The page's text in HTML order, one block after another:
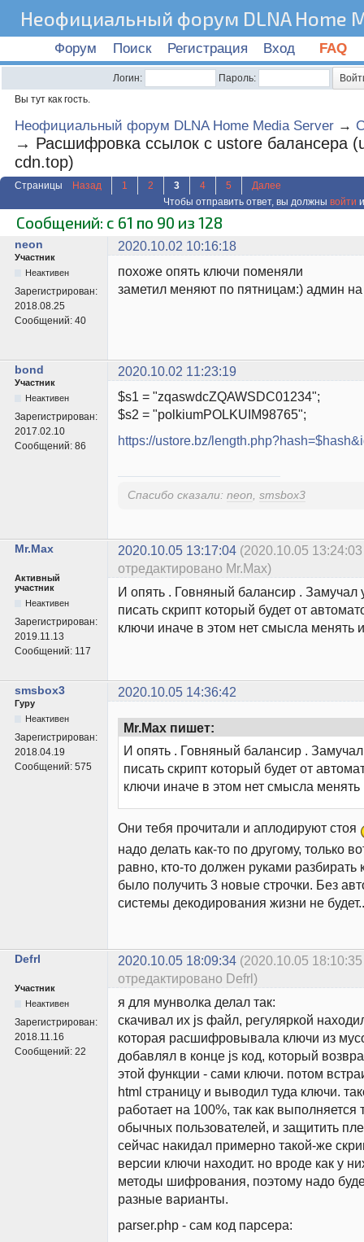
Неофициальный форум DLNA Home
Форум Поиск Регистрация Вход FAQ
Логин:
Пароль:
Вы тут как гость.
Неофициальный форум DLNA Home Media Server →
→ Расшифровка ссылок с ustore балансера
cdn.top)
Страницы Назад 1 2 3 4 5
Далее
Чтобы отправить ответ, вы должны войти
Сообщений: с 61 по 90 из 128
neon 2020.10.02 10:16:18
Участник
Неактивен
Зарегистрирован:
2018.08.25
Сообщений: 40
похоже опять ключи поменяли
заметил меняют по пятницам:) админ на
bond 2020.10.02 11:23:19
Участник
Неактивен
Зарегистрирован:
2017.02.10
Сообщений: 86
$s1 = "zqaswdcZQAWSDC01234";
$s2 = "polkiumPOLKUIM98765";
https://ustore.bz/
Спасибо сказали: neon smsbox3
Mr.Max 2020.10.05 13:17:04 (2020.10.05 13:24:03
отредактировано Mr.Max)
Активный
участник
Неактивен
Зарегистрирован:
2019.11.13
Сообщений: 117
И опять . Говняный балансир .
писать скрипт который будет от
ключи иначе в этом нет смысла менять
smsbox3 2020.10.05 14:36:42
Гуру
Неактивен
Зарегистрирован:
2018.04.19
Сообщений: 575
Mr.Max пишет:
И опять . Говняный балансир .
писать скрипт который будет от
ключи иначе в этом нет смысла
Они тебя прочитали и аплодируют стоя
надо делать как-то по другому, только
равно, кто-то должен руками
было получить 3 новые строчки. Без
системы декодирования жизни не будет..
Defrl 2020.10.05 18:09:34 (2020.10.05 18:10:35
отредактировано Defrl)
Участник
Неактивен
Зарегистрирован:
2018.11.16
Сообщений: 22
я для мунволка делал так:
скачивал их js файл, регуляркой
которая расшифровывала ключи из
добавлял в конце js код, который
этой функции - сами ключи. потом
html страницу и выводил туда ключи.
работает на 100%, так как выполняется
обычных пользователей, и защитить
сейчас накидал примерно такой-же
версии ключи находит. но вроде как у
методы шифрования, поэтому надо
разные варианты.
parser.php - сам код парсера: